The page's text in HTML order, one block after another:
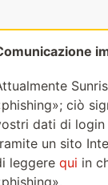
ciò
dati di
un sito
leggere qui in